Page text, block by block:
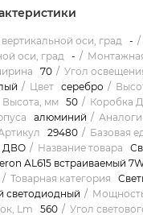
оси, град -
оси, град
-
70 Угол
Цвет серебро
Высота, мм 50 Коробка
алюминий
29480 Базовая
ДВО Название товара
AL615 встраиваемый
Товарная категория
светодиодный
Lm
560 Угол